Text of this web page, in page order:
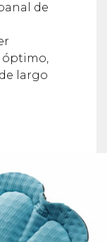
de
óptimo,
largo